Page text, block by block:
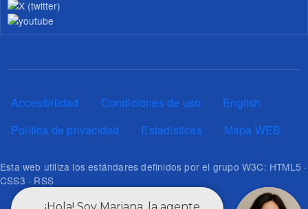
Pie de página
Accesibilidad Condiciones de uso
English
Política de privacidad
Estadísticas Mapa WEB
Esta web utiliza los estándares definidos por el grupo W3C: HTML5 ·
CSS3 · RSS